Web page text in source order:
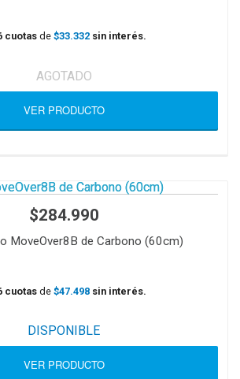
cuotas de $33.332 sin interés.
AGOTADO
VER PRODUCTO
$284.990
MoveOver8B de Carbono (60cm)
cuotas de $47.498 sin interés.
DISPONIBLE
VER PRODUCTO